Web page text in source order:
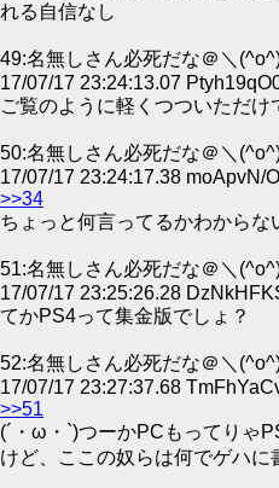
れる自信なし
49:名無しさん必死だな＠＼
17/07/17 23:24:13.07
ご覧のように軽くつついただ
50:名無しさん必死だな＠＼
17/07/17 23:24:17.38 moApvN/
>>34
ちょっと何言ってるかわからな
51:名無しさん必死だな＠＼
17/07/17 23:25:26.28
てかPS4って集金版でしょ？
52:名無しさん必死だな＠＼
17/07/17 23:27:37.68
>>51
(´・ω・`)つーかPCもってりゃ
けど、ここの奴らは何でゲハに